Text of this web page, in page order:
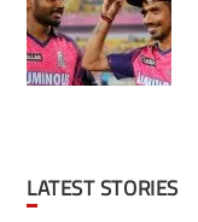
LATEST STORIES